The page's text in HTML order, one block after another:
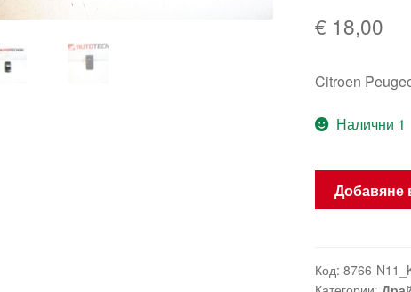
€ 18,00
Citroen
Налични 1
количество
за
Добавяне
Код: 8766-